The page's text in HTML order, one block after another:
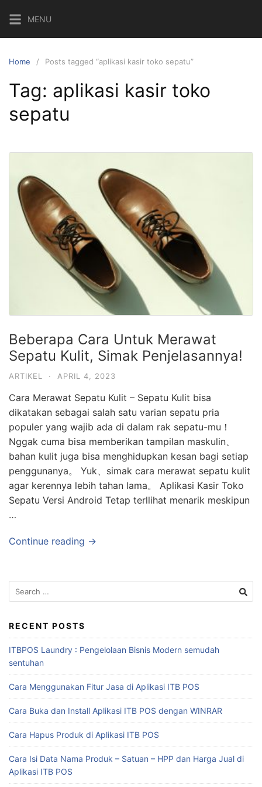
MENU
Home Posts tagged “aplikasi kasir toko sepatu”
Tag: aplikasi kasir toko
sepatu
Beberapa Cara Untuk Merawat
Sepatu Kulit, Simak Penjelasannya!
ARTIKEL · APRIL 4, 2023
Cara Merawat Sepatu Kulit – Sepatu Kulit bisa
dikatakan sebagai salah satu varian sepatu pria
populer yang wajib ada di dalam rak sepatu-mu！
Nggak cuma bisa memberikan tampilan maskulin、
bahan kulit juga bisa menghidupkan kesan bagi setiap
penggunanya。 Yuk、simak cara merawat sepatu kulit
agar kerennya lebih tahan lama。 Aplikasi Kasir Toko
Sepatu Versi Android Tetap terllihat menarik meskipun
…
Continue reading →
RECENT POSTS
ITBPOS Laundry : Pengelolaan Bisnis Modern semudah
sentuhan
Cara Menggunakan Fitur Jasa di Aplikasi ITB POS
Cara Buka dan Install Aplikasi ITB POS dengan WINRAR
Cara Hapus Produk di Aplikasi ITB POS
Cara Isi Data Nama Produk – Satuan – HPP dan Harga Jual di
Aplikasi ITB POS